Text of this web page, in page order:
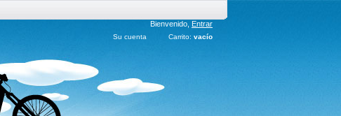
Bienvenido, Entrar
Carrito: vacío
Su cuenta